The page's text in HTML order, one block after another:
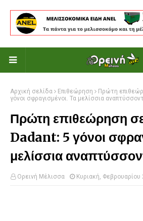
Αρχική σελίδα Επιθεώρηση
Πρώτη
γόνοι σφραγισμένοι. Τα μελίσσια
Πρώτη επιθεώρηση
Dadant: 5 γόνοι
μελίσσια
Ορεινή Μέλισσα Κυριακή, Φεβρουαρίου